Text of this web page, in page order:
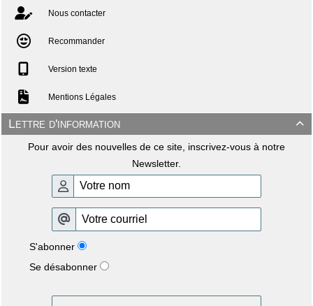
Nous contacter
Recommander
Version texte
Mentions Légales

Lettre d'information
Pour avoir des nouvelles de ce site, inscrivez-vous à notre
Newsletter.
S'abonner
Se désabonner